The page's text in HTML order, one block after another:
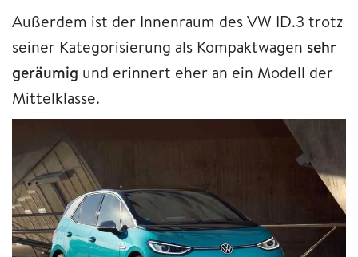
Außerdem ist der Innenraum des VW ID.3 trotz
seiner Kategorisierung als Kompaktwagen sehr
geräumig und erinnert eher an ein Modell der
Mittelklasse.